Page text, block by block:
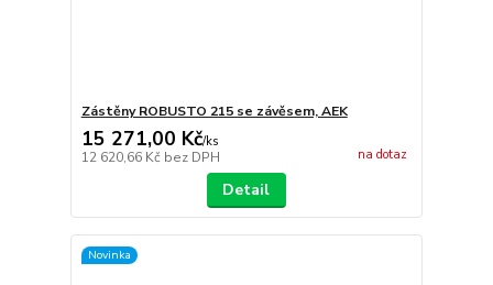
Zástěny ROBUSTO 215 se závěsem, AEK
15 271,00 Kč/ks
12 620,66 Kč bez DPH na dotaz
Detail
Novinka